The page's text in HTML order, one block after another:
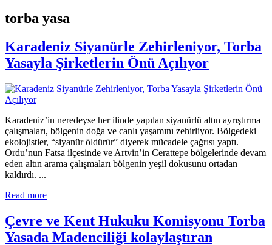
torba yasa
Karadeniz Siyanürle Zehirleniyor, Torba
Yasayla Şirketlerin Önü Açılıyor
Karadeniz’in neredeyse her ilinde yapılan siyanürlü altın ayrıştırma
çalışmaları, bölgenin doğa ve canlı yaşamını zehirliyor. Bölgedeki
ekolojistler, “siyanür öldürür” diyerek mücadele çağrısı yaptı.
Ordu’nun Fatsa ilçesinde ve Artvin’in Cerattepe bölgelerinde devam
eden altın arama çalışmaları bölgenin yeşil dokusunu ortadan
kaldırdı. ...
Read more
Çevre ve Kent Hukuku Komisyonu Torba
Yasada Madenciliği kolaylaştıran